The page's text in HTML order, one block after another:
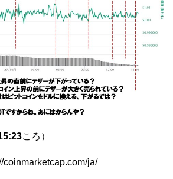
ころ）
ja/